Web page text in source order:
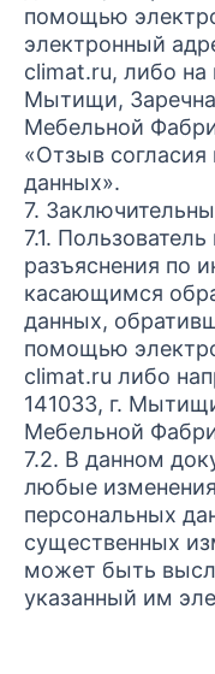
помощью
электронный
climat.ru, либо на
Мытищи,
Мебельной
«Отзыв согласия
данных».
7.
7.1.
разъяснения по
касающимся
данных,
помощью
climat.ru либо
141033, г.
Мебельной
7.2. В данном
любые
персональных
существенных
может быть
указанный им